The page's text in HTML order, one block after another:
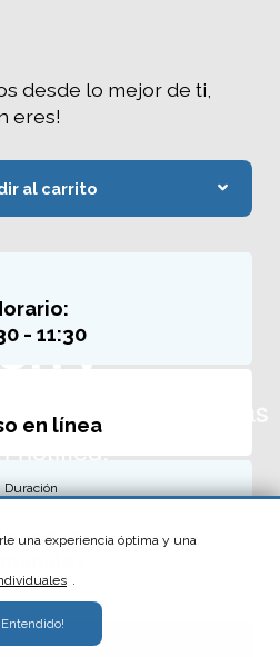
desde lo mejor de ti,
eres!
al carrito
- 11:30
en línea
Duración
Precio
una experiencia óptima y una
.
¡Entendido!